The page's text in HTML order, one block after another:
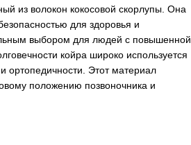
из волокон кокосовой скорлупы. Она
для здоровья и
выбором для людей с повышенной
койра широко используется
ортопедичности. Этот материал
положению позвоночника и